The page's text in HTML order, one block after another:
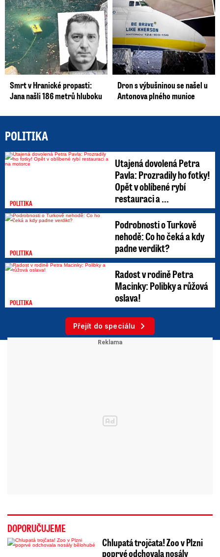
Smrt v Hranické propasti:
Jana našli 186 metrů hluboku
Dron s výbušninou se našel u
Antonova plného munice
POLITIKA
POLITIKA
Utajená dovolená Petra
Pavla: Prozradily ho fotky!
Opět v oblíbené rybí
restauraci a ...
POLITIKA
Podrobnosti o Turkově
nehodě: Co ho čeká a kdy
padne verdikt?
POLITIKA
Radost v rodině Petra
Macinky: Polibky a růžová
oslava!
Přejít do speciálu
DOPORUČUJEME
Chlupatá trojčata! Zoo v Plzni
poprvé odchovala nosály